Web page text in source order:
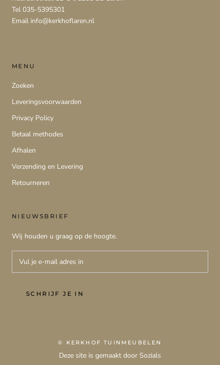
Tel 035-5395301
Email info@kerkhoflaren.nl
MENU
Zoeken
Leveringsvoorwaarden
Privacy Policy
Betaal methodes
Afhalen
Verzending en Levering
Retourneren
NIEUWSBRIEF
Wij houden u graag op de hoogte.
SCHRIJF JE IN
© KERKHOF TUINMEUBELEN
Deze site is gemaakt door Sozials